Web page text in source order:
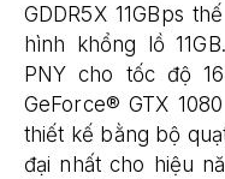
GDDR5X 11GBps
hình khổng lồ
PNY cho tốc độ
GeForce® GTX
thiết kế bằng bộ
đại nhất cho hiệu